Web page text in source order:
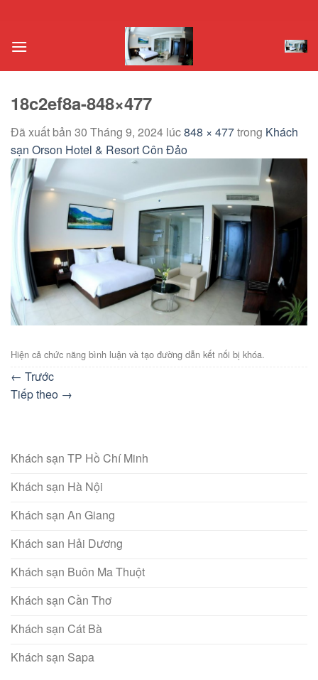
nội
18c2ef8a-848×477
Đã xuất bản 30 Tháng 9, 2024 lúc848 × 477trong Khách
sạn Orson Hotel & Resort Côn Đảo
Hiện cả chức năng bình luận và tạo đường dẫn kết nối bị khóa.
← Trước
Tiếp theo →
Khách sạn TP Hồ Chí Minh
Khách sạn Hà Nội
Khách sạn An Giang
Khách san Hải Dương
Khách sạn Buôn Ma Thuột
Khách sạn Cần Thơ
Khách sạn Cát Bà
Khách sạn Sapa